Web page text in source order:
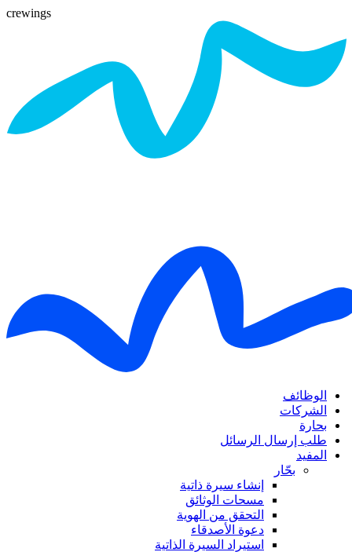
crewings
الوظائف
الشركات
بحارة
طلب إرسال الرسائل
المفيد
بحّار
إنشاء سيرة ذاتية
مسحات الوثائق
التحقق من الهوية
دعوة الأصدقاء
استيراد السيرة الذاتية